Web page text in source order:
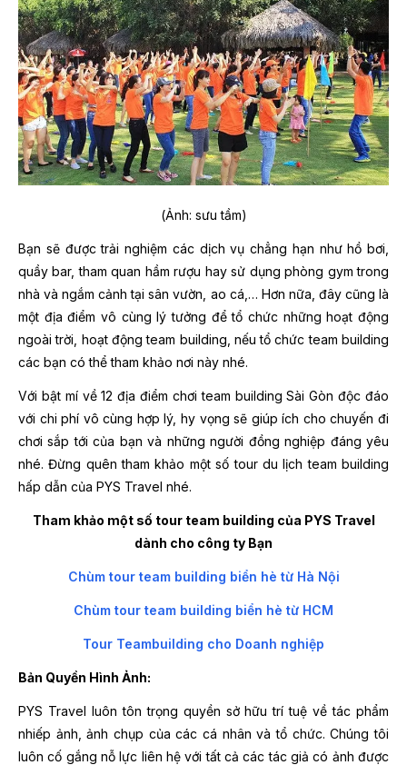
(Ảnh: sưu tầm)
Bạn sẽ được trải nghiệm các dịch vụ chẳng hạn như hồ bơi,
quầy bar, tham quan hầm rượu hay sử dụng phòng gym trong
nhà và ngắm cảnh tại sân vườn, ao cá,… Hơn nữa, đây cũng là
một địa điểm vô cùng lý tưởng để tổ chức những hoạt động
ngoài trời, hoạt động team building, nếu tổ chức team building
các bạn có thể tham khảo nơi này nhé.
Với bật mí về 12 địa điểm chơi team building Sài Gòn độc đáo
với chi phí vô cùng hợp lý, hy vọng sẽ giúp ích cho chuyến đi
chơi sắp tới của bạn và những người đồng nghiệp đáng yêu
nhé. Đừng quên tham khảo một số tour du lịch team building
hấp dẫn của PYS Travel nhé.
Tham khảo một số tour team building của PYS Travel
dành cho công ty Bạn
Chùm tour team building biển hè từ Hà Nội
Chùm tour team building biển hè từ HCM
Tour Teambuilding cho Doanh nghiệp
Bản Quyền Hình Ảnh:
PYS Travel luôn tôn trọng quyền sở hữu trí tuệ về tác phẩm
nhiếp ảnh, ảnh chụp của các cá nhân và tổ chức. Chúng tôi
luôn cố gắng nỗ lực liên hệ với tất cả các tác giả có ảnh được